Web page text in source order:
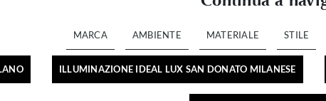
MARCA AMBIENTE MATERIALE STILE
ILLUMINAZIONE IDEAL LUX SAN DONATO MILANESE